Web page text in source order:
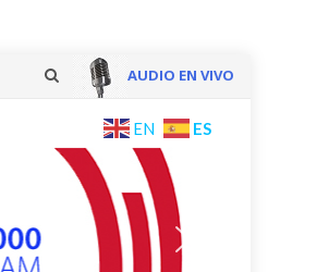
AUDIO EN VIVO
content
EN ES